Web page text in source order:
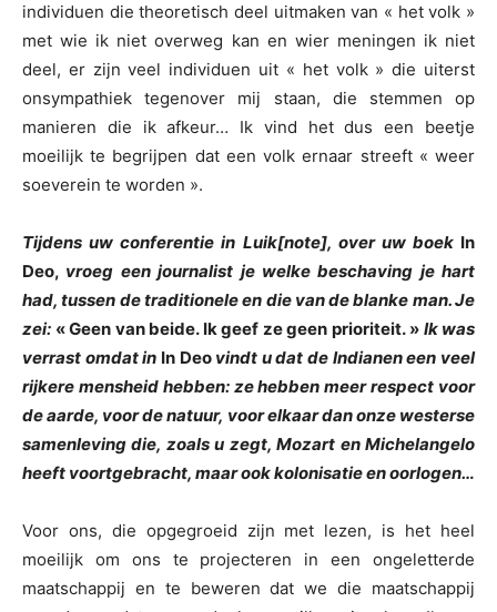
individuen die theoretisch deel uitmaken van « het volk »
met wie ik niet overweg kan en wier meningen ik niet
deel, er zijn veel individuen uit « het volk » die uiterst
onsympathiek tegenover mij staan, die stemmen op
manieren die ik afkeur… Ik vind het dus een beetje
moeilijk te begrijpen dat een volk ernaar streeft « weer
soeverein te worden ».
Tijdens uw conferentie in Luik[note], over uw boek In
Deo, vroeg een journalist je welke beschaving je hart
had, tussen de traditionele en die van de blanke man. Je
zei: « Geen van beide. Ik geef ze geen prioriteit. » Ik was
verrast omdat in In Deo vindt u dat de Indianen een veel
rijkere mensheid hebben: ze hebben meer respect voor
de aarde, voor de natuur, voor elkaar dan onze westerse
samenleving die, zoals u zegt, Mozart en Michelangelo
heeft voortgebracht, maar ook kolonisatie en oorlogen…
Voor ons, die opgegroeid zijn met lezen, is het heel
moeilijk om ons te projecteren in een ongeletterde
maatschappij en te beweren dat we die maatschappij